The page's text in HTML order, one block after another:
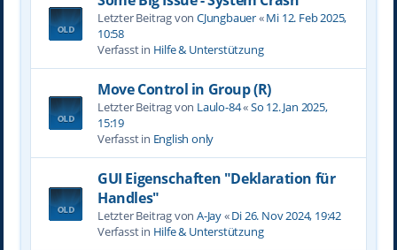
Letzter Beitrag von CJungbauer«Mi 12. Feb 2025,
10:58
Verfasst in Hilfe & Unterstützung
Move Control in Group (R)
Letzter Beitrag von Laulo-84«So 12. Jan 2025,
15:19
Verfasst in English only
GUI Eigenschaften "Deklaration für
Handles"
Letzter Beitrag von A-Jay«Di 26. Nov 2024, 19:42
Verfasst in Hilfe & Unterstützung